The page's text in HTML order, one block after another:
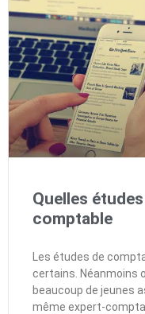
Quelles
comptable
Les études de
certains. Néanmoins
beaucoup de jeunes
même expert-